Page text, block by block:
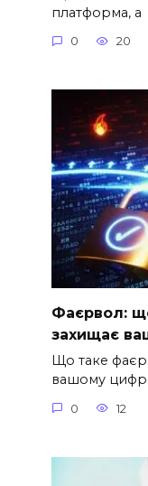
платформа, а
0 20
Фаєрвол:
захищає
Що таке
вашому
0 12